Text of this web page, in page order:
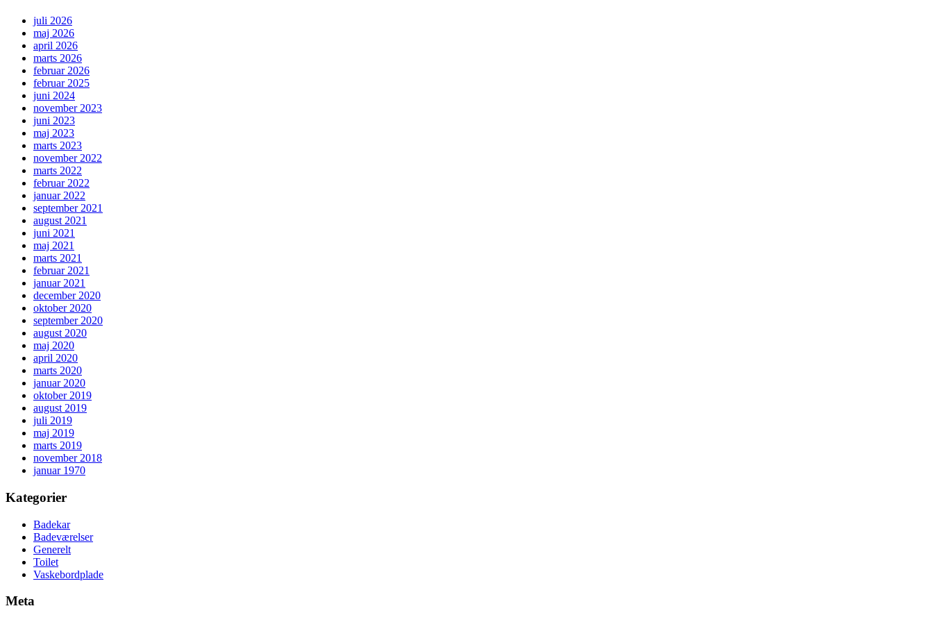
juli 2026
maj 2026
april 2026
marts 2026
februar 2026
februar 2025
juni 2024
november 2023
juni 2023
maj 2023
marts 2023
november 2022
marts 2022
februar 2022
januar 2022
september 2021
august 2021
juni 2021
maj 2021
marts 2021
februar 2021
januar 2021
december 2020
oktober 2020
september 2020
august 2020
maj 2020
april 2020
marts 2020
januar 2020
oktober 2019
august 2019
juli 2019
maj 2019
marts 2019
november 2018
januar 1970
Kategorier
Badekar
Badeværelser
Generelt
Toilet
Vaskebordplade
Meta